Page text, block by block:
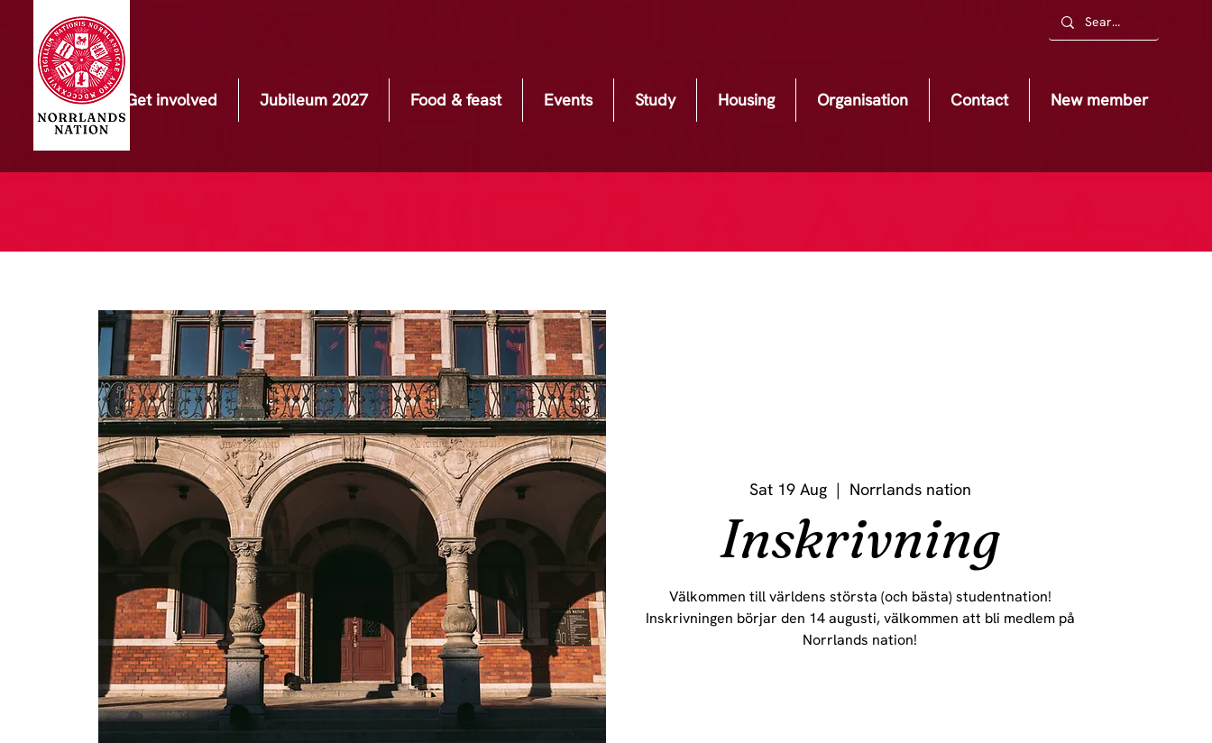
Get involved Jubileum 2027 Food & feast Events Study Housing Organisation Contact New member
Sat 19 Aug
  |
Norrlands nation
Inskrivning
Välkommen till världens största (och bästa) studentnation!
Inskrivningen börjar den 14 augusti, välkommen att bli medlem på
Norrlands nation!